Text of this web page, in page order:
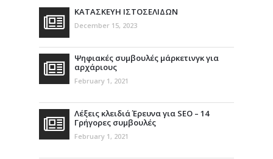
ΚΑΤΑΣΚΕΥΗ ΙΣΤΟΣΕΛΙΔΩΝ
December 15, 2023
Ψηφιακές συμβουλές μάρκετινγκ για
αρχάριους
February 1, 2021
Λέξεις κλειδιά Έρευνα για SEO – 14
Γρήγορες συμβουλές
February 1, 2021